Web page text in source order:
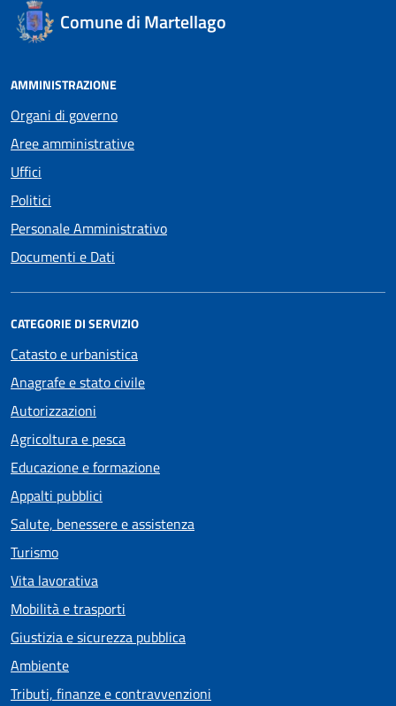
Comune di Martellago
AMMINISTRAZIONE
Organi di governo
Aree amministrative
Uffici
Politici
Personale Amministrativo
Documenti e Dati
CATEGORIE DI SERVIZIO
Catasto e urbanistica
Anagrafe e stato civile
Autorizzazioni
Agricoltura e pesca
Educazione e formazione
Appalti pubblici
Salute, benessere e assistenza
Turismo
Vita lavorativa
Mobilità e trasporti
Giustizia e sicurezza pubblica
Ambiente
Tributi, finanze e contravvenzioni